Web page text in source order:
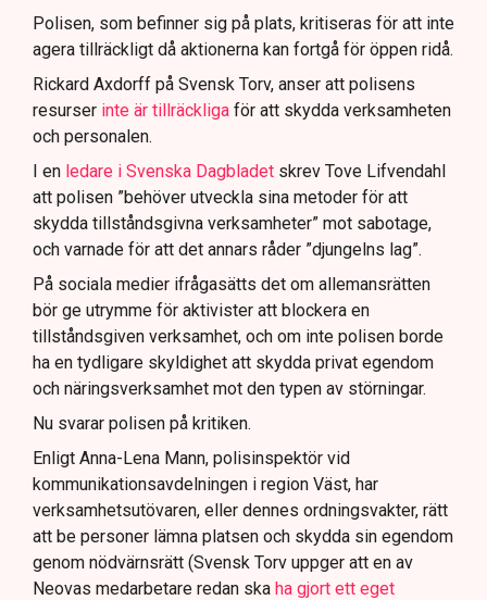
för att dokumentera bevis.
Samtidigt är polisarbetet komplext när det gäller
att navigera juridiska rättigheter och gränser.
Polisen, som befinner sig på plats, kritiseras för att inte
agera tillräckligt då aktionerna kan fortgå för öppen ridå.
Rickard Axdorff på Svensk Torv, anser att polisens
resurser inte är tillräckliga för att skydda verksamheten
och personalen.
I en ledare i Svenska Dagbladet skrev Tove Lifvendahl
att polisen ”behöver utveckla sina metoder för att
skydda tillståndsgivna verksamheter” mot sabotage,
och varnade för att det annars råder ”djungelns lag”.
På sociala medier ifrågasätts det om allemansrätten
bör ge utrymme för aktivister att blockera en
tillståndsgiven verksamhet, och om inte polisen borde
ha en tydligare skyldighet att skydda privat egendom
och näringsverksamhet mot den typen av störningar.
Nu svarar polisen på kritiken.
Enligt Anna-Lena Mann, polisinspektör vid
kommunikationsavdelningen i region Väst, har
verksamhetsutövaren, eller dennes ordningsvakter, rätt
att be personer lämna platsen och skydda sin egendom
genom nödvärnsrätt (Svensk Torv uppger att en av
Neovas medarbetare redan ska ha gjort ett eget